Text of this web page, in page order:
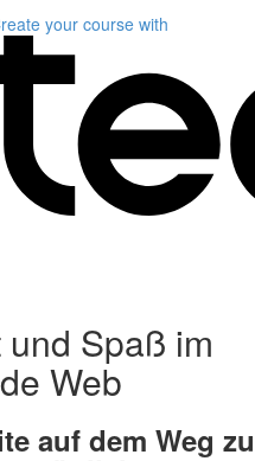
your course with
Spaß im
Web
auf dem Weg zu